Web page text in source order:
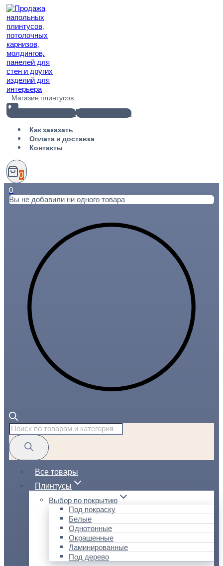
Перейти
содержимому
Магазин плинтусов
+7(812) 920-02-38
info@101metr.ru
Как заказать
Оплата и доставка
Контакты
0
0
Вы не добавили ни одного товара
Поиск
товаров
Все товары
Плинтусы
Выбор по покрытию
Под покраску
Белые
Однотонные
Окрашенные
Ламинированные
Под дерево